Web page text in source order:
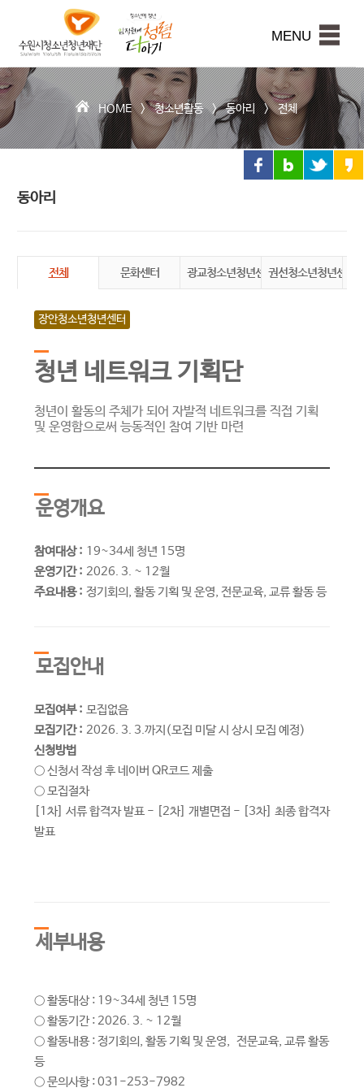
본문내용 바로가기
시
청
소
년
청
년
재
단
MENU
HOME >청소년활동>동아리>전체
동아리
전체 문화센터 광교청소년청년센터권선청소년청년센터
장안청소년청년센터
청년 네트워크 기획단
청년이 활동의 주체가 되어 자발적 네트워크를 직접 기획
및 운영함으로써 능동적인 참여 기반 마련
운영개요
참여대상 : 19~34세 청년 15명
운영기간 : 2026. 3. ~ 12월
주요내용 : 정기회의, 활동 기획 및 운영, 전문교육, 교류 활동 등
모집안내
모집여부 : 모집없음
모집기간 : 2026. 3. 3.까지(모집 미달 시 상시 모집 예정)
신청방법
○ 신청서 작성 후 네이버 QR코드 제출
○ 모집절차
[1차] 서류 합격자 발표 - [2차] 개별면접 - [3차] 최종 합격자
발표
세부내용
○ 활동대상 : 19~34세 청년 15명
○ 활동기간 : 2026. 3. ~ 12월
○ 활동내용 : 정기회의, 활동 기획 및 운영, 전문교육, 교류 활동
등
○ 문의사항 : 031-253-7982